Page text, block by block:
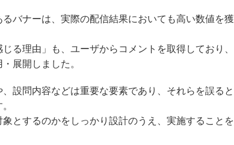
バナーは、実際の配信結果においても高い数値を獲
る理由」も、ユーザからコメントを取得しており、
展開しました。
設問内容などは重要な要素であり、それらを誤ると
とするのかをしっかり設計のうえ、実施することを